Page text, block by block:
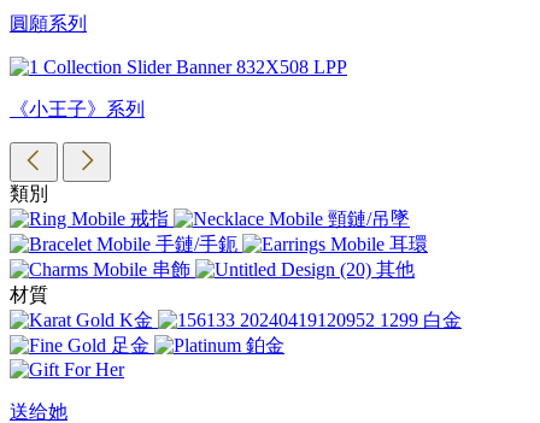
圓願系列
《小王子》系列
類別
戒指
頸鏈/吊墜
手鏈/手鈪
耳環
串飾
其他
材質
K金
白金
足金
鉑金
送给她